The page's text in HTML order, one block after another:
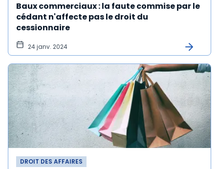
Baux commerciaux : la faute commise par le
cédant n'affecte pas le droit du
cessionnaire
24 janv. 2024
DROIT DES AFFAIRES